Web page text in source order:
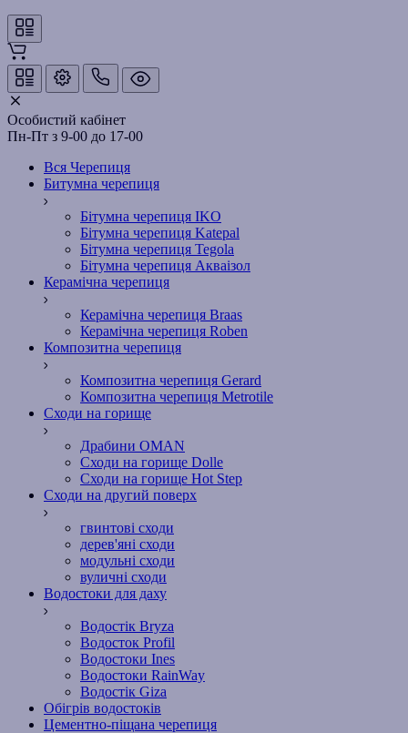
Особистий кабінет
Пн-Пт з 9-00 до 17-00
Вся Черепиця
Битумна черепиця
Бітумна черепиця IKO
Бітумна черепиця Katepal
Бітумна черепиця Tegola
Бітумна черепиця Акваізол
Керамічна черепиця
Керамічна черепиця Braas
Керамічна черепиця Roben
Композитна черепиця
Композитна черепиця Gerard
Композитна черепиця Metrotile
Сходи на горище
Драбини OMAN
Сходи на горище Dolle
Сходи на горище Hot Step
Сходи на другий поверх
гвинтові сходи
дерев'яні сходи
модульні сходи
вуличні сходи
Водостоки для даху
Водостік Bryza
Водосток Profil
Водостоки Ines
Водостоки RainWay
Водостік Giza
Обігрів водостоків
Цементно-піщана черепиця